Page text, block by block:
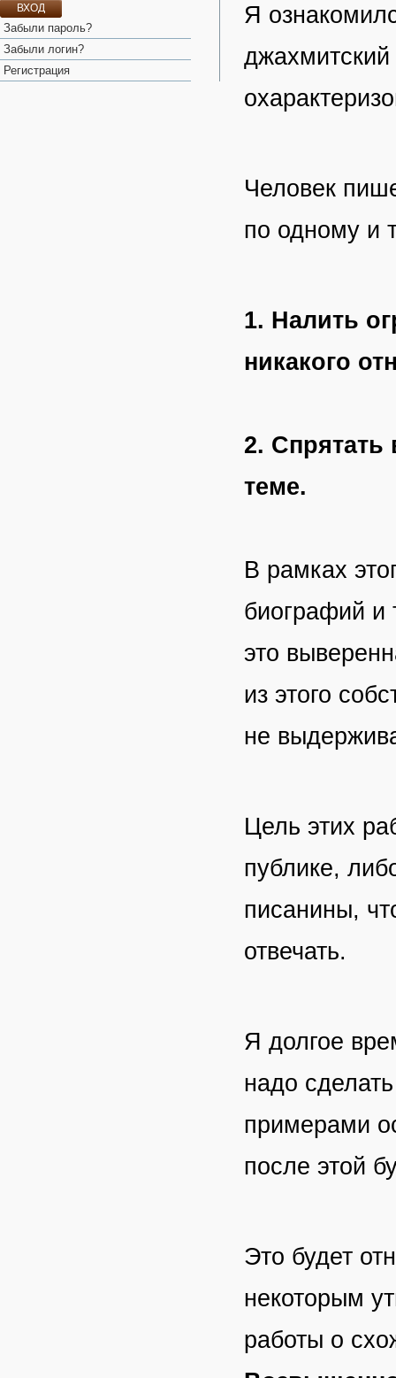
ВХОД
Забыли пароль?
Забыли логин?
Регистрация
Я
джахмитский
Человек
по одному и
1. Налить
никакого
2. Спрятать
теме.
В рамках
биографий и
это
из этого
не
Цель этих
публике,
писанины,
отвечать.
Я долгое
надо
примерами
после этой
Это будет
некоторым
работы о